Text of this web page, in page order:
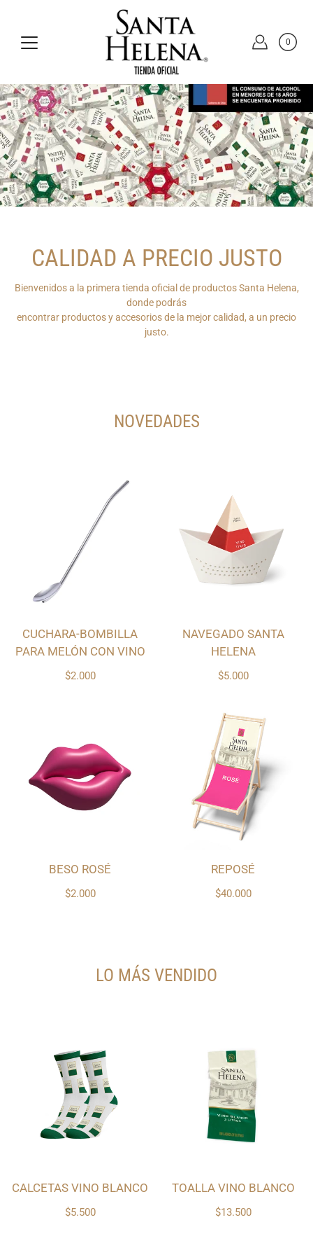
sección
0
CALIDAD A PRECIO JUSTO
Bienvenidos a la primera tienda oficial de productos Santa Helena,
donde podrás
encontrar productos y accesorios de la mejor calidad, a un precio
justo.
NOVEDADES
$2.000
CUCHARA-BOMBILLA
PARA MELÓN CON VINO
$5.000
NAVEGADO SANTA
HELENA
$2.000
BESO ROSÉ
$40.000
REPOSÉ
LO MÁS VENDIDO
$5.500
CALCETAS VINO BLANCO
$13.500
TOALLA VINO BLANCO